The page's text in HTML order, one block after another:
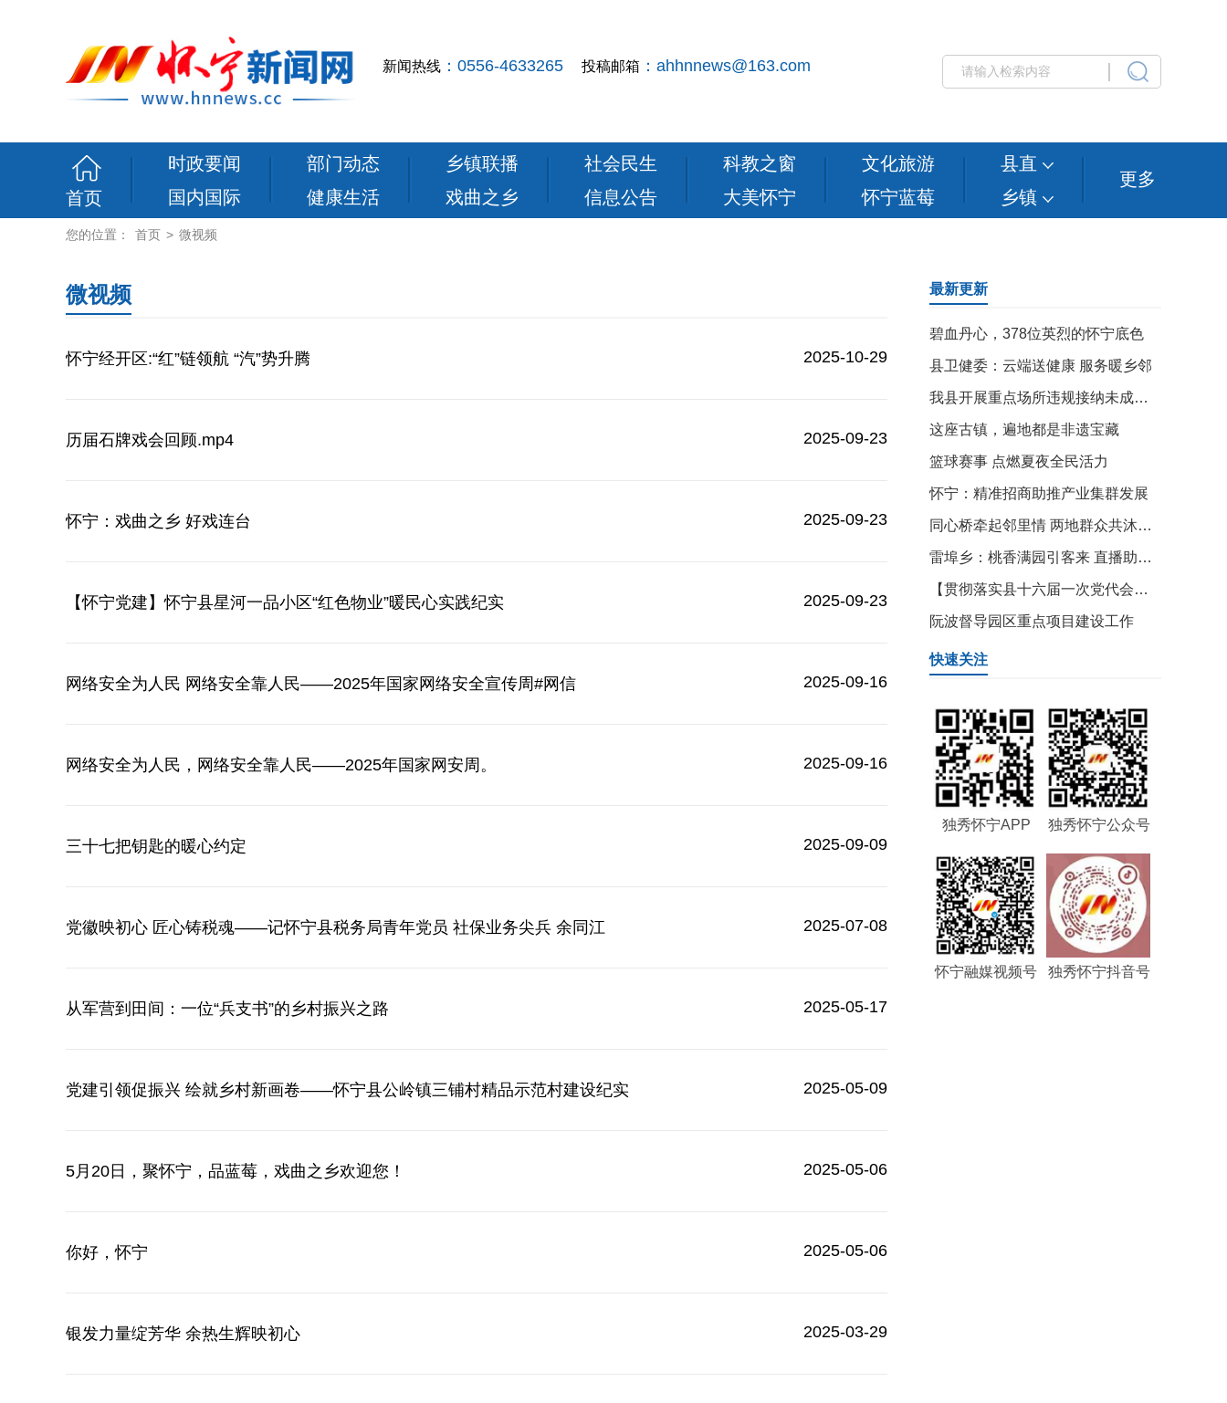
新闻热线 ：0556-4633265 投稿邮箱 ：ahhnnews@163.com
首页
时政要闻
国内国际
部门动态
健康生活
乡镇联播
戏曲之乡
社会民生
信息公告
科教之窗
大美怀宁
文化旅游
怀宁蓝莓
县直
乡镇
更多
您的位置： 首页 > 微视频
微视频
怀宁经开区:“红”链领航 “汽”势升腾 2025-10-29
历届石牌戏会回顾.mp4 2025-09-23
怀宁：戏曲之乡 好戏连台 2025-09-23
【怀宁党建】怀宁县星河一品小区“红色物业”暖民心实践纪实 2025-09-23
网络安全为人民 网络安全靠人民——2025年国家网络安全宣传周#网信 2025-09-16
网络安全为人民，网络安全靠人民——2025年国家网安周。 2025-09-16
三十七把钥匙的暖心约定 2025-09-09
党徽映初心 匠心铸税魂——记怀宁县税务局青年党员 社保业务尖兵 余同江 2025-07-08
从军营到田间：一位“兵支书”的乡村振兴之路 2025-05-17
党建引领促振兴 绘就乡村新画卷——怀宁县公岭镇三铺村精品示范村建设纪实 2025-05-09
5月20日，聚怀宁，品蓝莓，戏曲之乡欢迎您！ 2025-05-06
你好，怀宁 2025-05-06
银发力量绽芳华 余热生辉映初心 2025-03-29
最新更新
碧血丹心，378位英烈的怀宁底色
县卫健委：云端送健康 服务暖乡邻
我县开展重点场所违规接纳未成年人专项整治行动
这座古镇，遍地都是非遗宝藏
篮球赛事 点燃夏夜全民活力
怀宁：精准招商助推产业集群发展
同心桥牵起邻里情 两地群众共沐文明新风
雷埠乡：桃香满园引客来 直播助农促振兴
【贯彻落实县十六届一次党代会精神】县自然资源和规划局：全面做优资源要素保障 精准赋能幸福怀宁建设
阮波督导园区重点项目建设工作
快速关注
独秀怀宁APP 独秀怀宁公众号
怀宁融媒视频号 独秀怀宁抖音号